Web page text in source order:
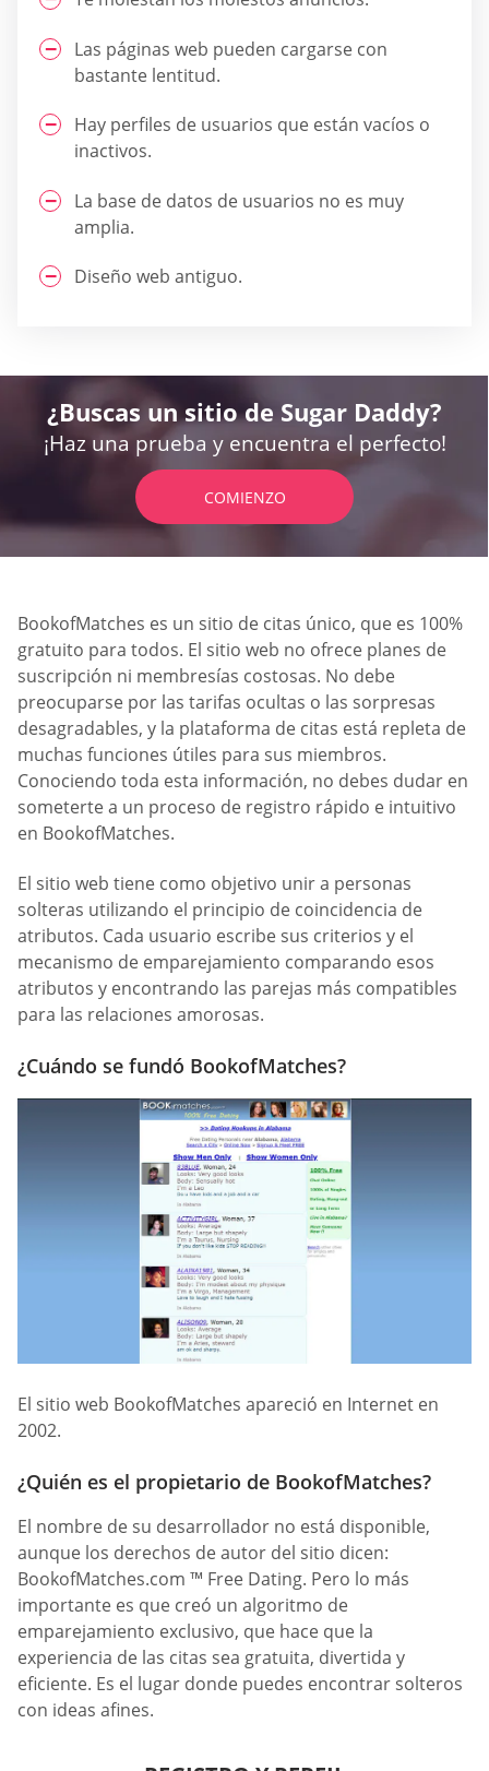
Las páginas web pueden cargarse con
bastante lentitud.
Hay perfiles de usuarios que están vacíos o
inactivos.
La base de datos de usuarios no es muy
amplia.
Diseño web antiguo.
¿Buscas un sitio de Sugar Daddy?
¡Haz una prueba y encuentra el perfecto!
COMIENZO
BookofMatches es un sitio de citas único, que es 100%
gratuito para todos. El sitio web no ofrece planes de
suscripción ni membresías costosas. No debe
preocuparse por las tarifas ocultas o las sorpresas
desagradables, y la plataforma de citas está repleta de
muchas funciones útiles para sus miembros.
Conociendo toda esta información, no debes dudar en
someterte a un proceso de registro rápido e intuitivo
en BookofMatches.
El sitio web tiene como objetivo unir a personas
solteras utilizando el principio de coincidencia de
atributos. Cada usuario escribe sus criterios y el
mecanismo de emparejamiento comparando esos
atributos y encontrando las parejas más compatibles
para las relaciones amorosas.
¿Cuándo se fundó BookofMatches?
El sitio web BookofMatches apareció en Internet en
2002.
¿Quién es el propietario de BookofMatches?
El nombre de su desarrollador no está disponible,
aunque los derechos de autor del sitio dicen:
BookofMatches.com ™ Free Dating. Pero lo más
importante es que creó un algoritmo de
emparejamiento exclusivo, que hace que la
experiencia de las citas sea gratuita, divertida y
eficiente. Es el lugar donde puedes encontrar solteros
con ideas afines.